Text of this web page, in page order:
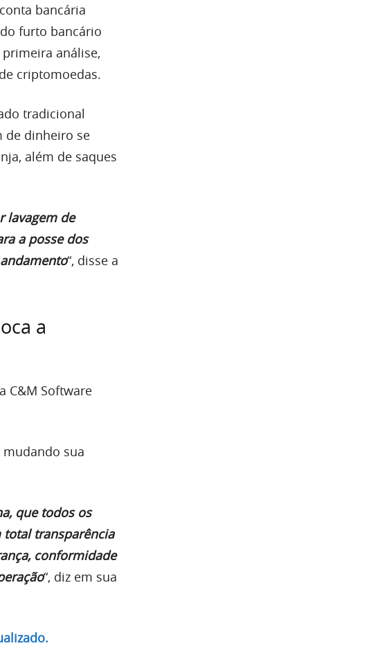
bancária
furto bancário
análise,
criptomoedas.
tradicional
de dinheiro se
além de saques
lavagem de
a posse dos
“, disse a
a
C&M Software
sua
que todos os
total transparência
conformidade
“, diz em sua